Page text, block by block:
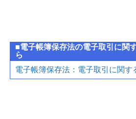
■電子帳簿保存法の電子取引に関
ら
電子帳簿保存法：電子取引に関す